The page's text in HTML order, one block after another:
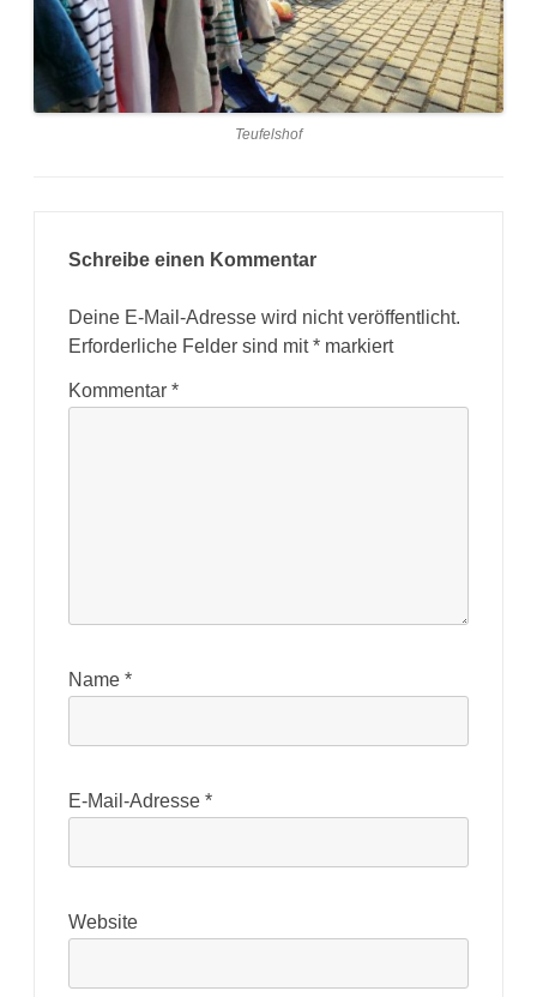
Teufelshof
Schreibe einen Kommentar
Deine E-Mail-Adresse wird nicht veröffentlicht.
Erforderliche Felder sind mit* markiert
Kommentar *
Name *
E-Mail-Adresse *
Website